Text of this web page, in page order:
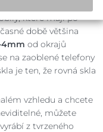
které mají po
době většina
4mm od okrajů
na zaoblené telefony
je ten, že rovná skla
vzhledu a chcete
můžete
z tvrzeného